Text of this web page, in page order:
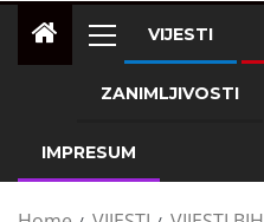
VIJESTI
ZANIMLJIVOSTI
IMPRESUM